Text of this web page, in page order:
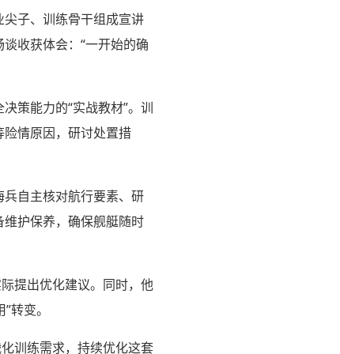
子、训练骨干组成宣讲
收获体会：“一开始的确
策能力的“实战教材”。训
情原因，研讨处置措
自主核对航行要素、研
护保养，确保舰艇随时
提出优化建议。同时，他
转变。
训练需求，持续优化这套